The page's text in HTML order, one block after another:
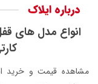
درباره ایلاک
انواع مدل های
مشاهده قیمت و خرید